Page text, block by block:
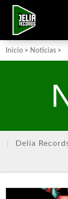
Inicio > Noticias >
Delia